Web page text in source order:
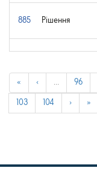
885 Рішення
« ‹ … 96
103 104 › »